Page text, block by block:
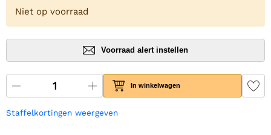
Niet op voorraad
Voorraad alert instellen
In winkelwagen
Staffelkortingen weergeven